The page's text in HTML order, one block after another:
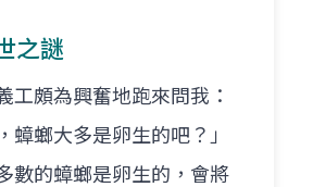
之謎
工頗為興奮地跑來問我：
蟑螂大多是卵生的吧？」
數的蟑螂是卵生的，會將